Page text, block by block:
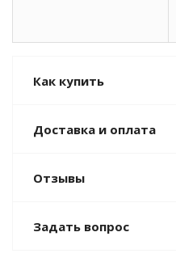
Как купить
Доставка и оплата
Отзывы
Задать вопрос